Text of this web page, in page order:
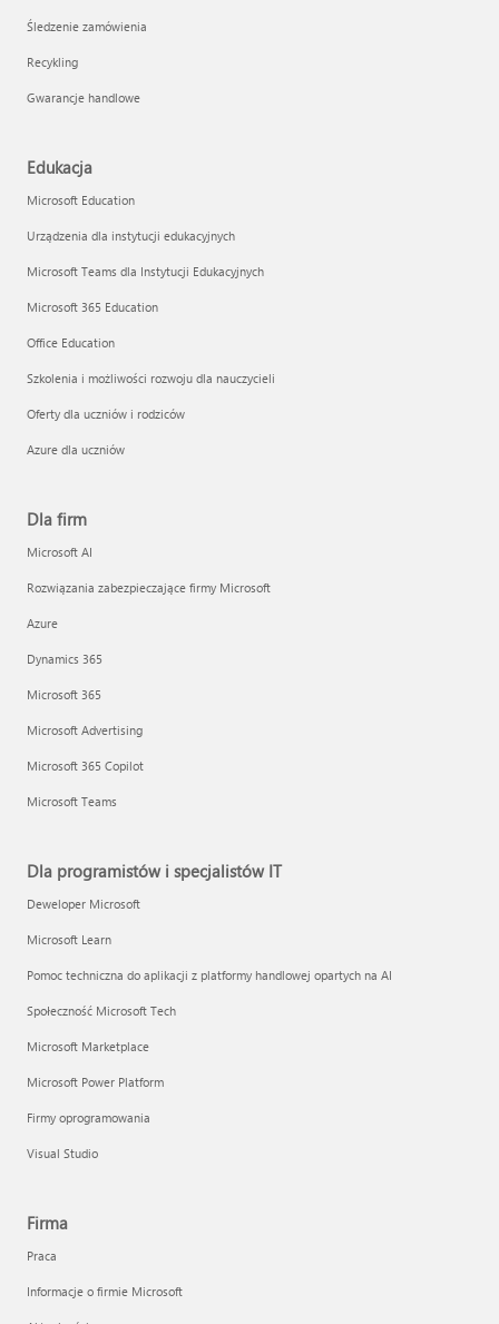
Śledzenie zamówienia
Recykling
Gwarancje handlowe
Edukacja
Microsoft Education
Urządzenia dla instytucji edukacyjnych
Microsoft Teams dla Instytucji Edukacyjnych
Microsoft 365 Education
Office Education
Szkolenia i możliwości rozwoju dla nauczycieli
Oferty dla uczniów i rodziców
Azure dla uczniów
Dla firm
Microsoft AI
Rozwiązania zabezpieczające firmy Microsoft
Azure
Dynamics 365
Microsoft 365
Microsoft Advertising
Microsoft 365 Copilot
Microsoft Teams
Dla programistów i specjalistów IT
Deweloper Microsoft
Microsoft Learn
Pomoc techniczna do aplikacji z platformy handlowej opartych na AI
Społeczność Microsoft Tech
Microsoft Marketplace
Microsoft Power Platform
Firmy oprogramowania
Visual Studio
Firma
Praca
Informacje o firmie Microsoft